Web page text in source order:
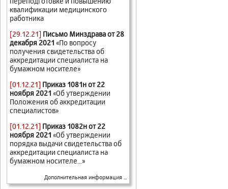
квалификации медицинского
работника
[29.12.21] Письмо Минздрава от 28
декабря 2021 «По вопросу
получения свидетельства об
аккредитации специалиста на
бумажном носителе»
[01.12.21] Приказ 1081н от 22
ноября 2021 «Об утверждении
Положения об аккредитации
специалистов»
[01.12.21] Приказ 1082н от 22
ноября 2021 «Об утверждении
порядка выдачи свидетельства об
аккредитации специалиста на
бумажном носителе...»
Дополнительная информация ...